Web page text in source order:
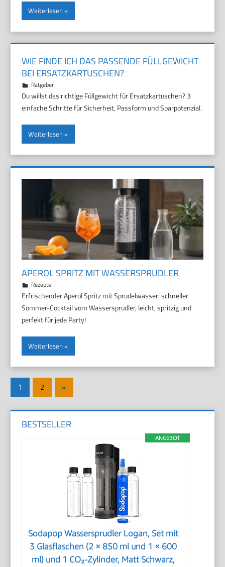
Weiterlesen
WIE FINDE ICH DAS PASSENDE FÜLLGEWICHT
BEI ERSATZKARTUSCHEN?
10. Juni 2026
Marco
Ratgeber
Du willst das richtige Füllgewicht für Ersatzkartuschen? 3
einfache Schritte für Sicherheit, Passform und Sparpotenzial.
Weiterlesen
APEROL SPRITZ MIT WASSERSPRUDLER
7. Juni 2026
Marco
Rezepte
Erfrischender Aperol Spritz mit Sprudelwasser: schneller
Sommer-Cocktail vom Wassersprudler, leicht, spritzig und
perfekt für jede Party!
Weiterlesen
Seitennummerierung
der
Beiträge
1 2
Nächste
Beiträge
»
BESTSELLER
ANGEBOT
Sodapop Wassersprudler Logan, Set mit
3 Glasflaschen (2 × 850 ml und 1 × 600
ml) und 1 CO₂-Zylinder, Matt Schwarz,